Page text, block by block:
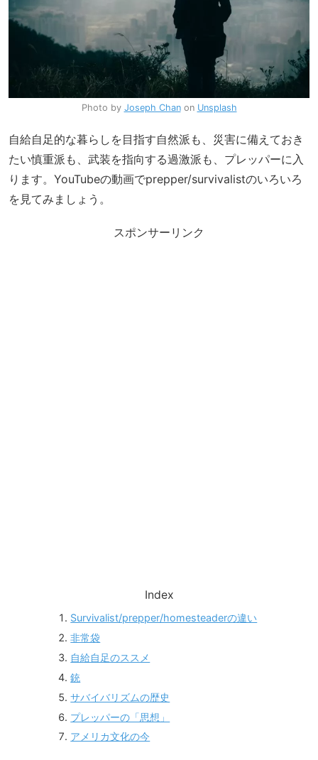
Photo by Joseph Chanon Unsplash
自給自足的な暮らしを目指す自然派も、災害に備えておき
たい慎重派も、武装を指向する過激派も、プレッパーに入
ります。YouTubeの動画でprepper/survivalistのいろいろ
を見てみましょう。
スポンサーリンク
Index
Survivalist/prepper/homesteaderの違い
非常袋
自給自足のススメ
銃
サバイバリズムの歴史
プレッパーの「思想」
アメリカ文化の今